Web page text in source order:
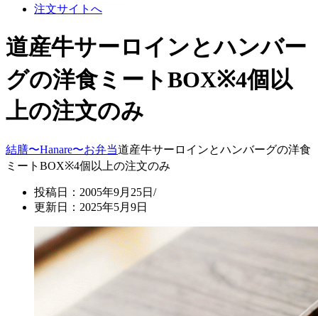
注文サイトへ
道産牛サーロインとハンバー
グの洋食ミートBOX※4個以
上の注文のみ
結膳〜Hanare〜お弁当道産牛サーロインとハンバーグの洋食
ミートBOX※4個以上の注文のみ
投稿日：2005年9月25日/
更新日：2025年5月9日